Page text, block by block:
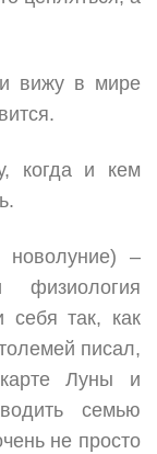
вижу в мире
когда и кем
–
себя так, как
писал,
Луны и
семью
не просто